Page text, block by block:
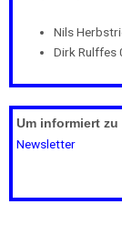
Nils
Dirk Rulffes
Um informiert
Newsletter